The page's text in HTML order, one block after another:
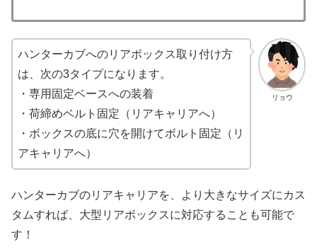
リョウ
ハンターカブへのリアボックス取り付け方
は、次の3タイプになります。
・専用固定ベースへの装着
・荷締めベルト固定（リアキャリアへ）
・ボックスの底に穴を開けてボルト固定（リ
アキャリアへ）
ハンターカブのリアキャリアを、より大きなサイズにカス
タムすれば、大型リアボックスに対応することも可能で
す！